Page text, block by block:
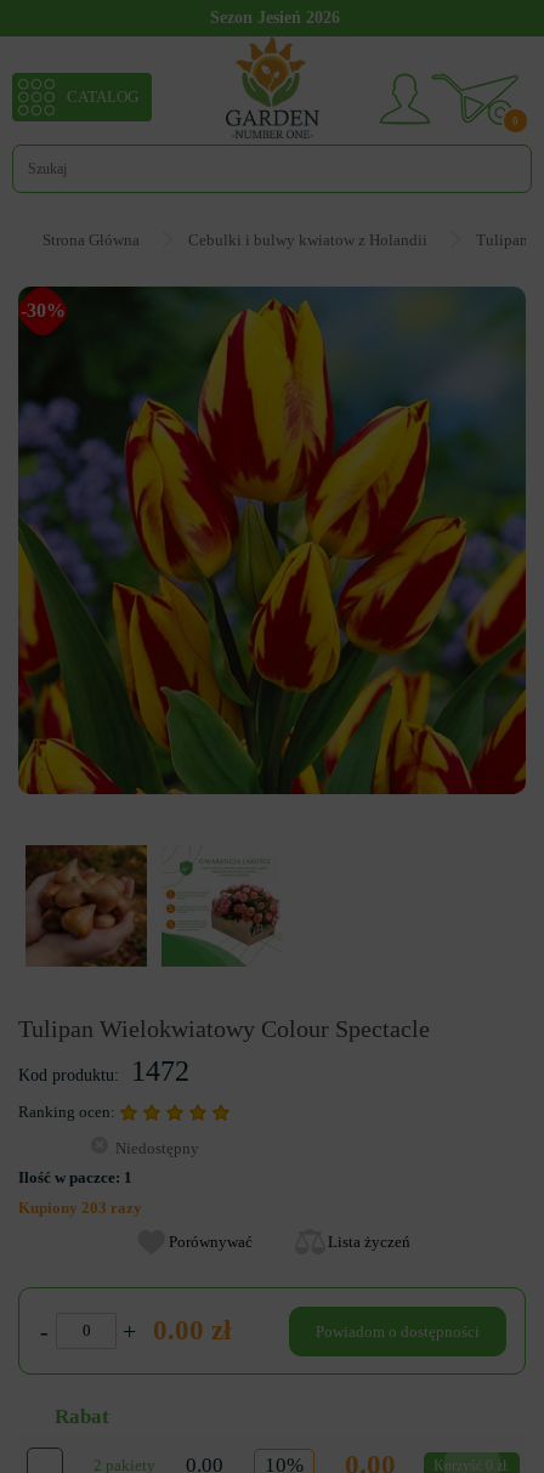
Sezon Jesień 2026
0
CATALOG
Strona Główna Cebulki i bulwy kwiatow z Holandii Tulipan
-30%
Tulipan Wielokwiatowy Colour Spectacle
Kod produktu: 1472
Ranking ocen:
Niedostępny
Ilość w paczce: 1
Kupiony 203 razy
Porównywać
Lista życzeń
- + 0.00 zł Powiadom o dostępności
Rabat
2 pakiety 0.00 10% 0.00 Korzyść 0 zł.